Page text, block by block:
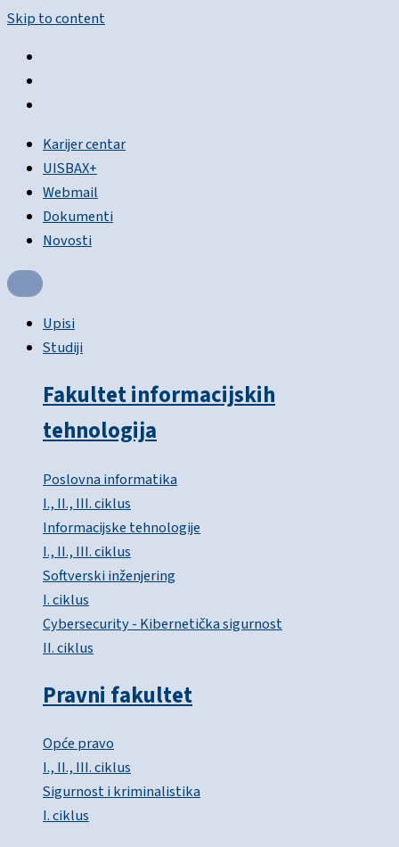
Skip to content
Karijer centar
UISBAX+
Webmail
Dokumenti
Novosti
Upisi
Studiji
Fakultet informacijskih
tehnologija
Poslovna informatika
I., II., III. ciklus
Informacijske tehnologije
I., II., III. ciklus
Softverski inženjering
I. ciklus
Cybersecurity - Kibernetička sigurnost
II. ciklus
Pravni fakultet
Opće pravo
I., II., III. ciklus
Sigurnost i kriminalistika
I. ciklus